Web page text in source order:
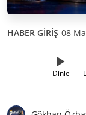
HABER GİRİŞ 08
Dinle